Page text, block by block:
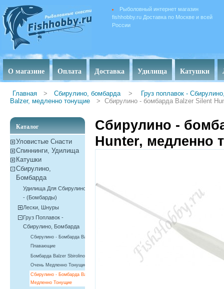
Рыболовный интернет магазин
fishhobby.ru Доставка по Москве и всей
России
О магазине Оплата Доставка Удилища Катушки
Главная > Сбирулино, бомбарда >
Груз поплавок -
Balzer, медленно тонущие
> Сбирулино - бомбарда Balzer Silent
Каталог
Уловистые Снасти
Спиннинги, Удилища
Катушки
Сбирулино,
Бомбарда
Удилища Для Сбирулино
- (бомбарды)
Лески, Шнуры
Груз Поплавок -
Сбирулино, Бомбарда
Сбирулино - Бомбарда Balzer,
Плавающие
Бомбарда Balzer Sbirolino
Очень Медленно Тонущие
Сбирулино - Бомбарда Balzer,
Медленно Тонущие
Сбирулино -
Hunter, медленно